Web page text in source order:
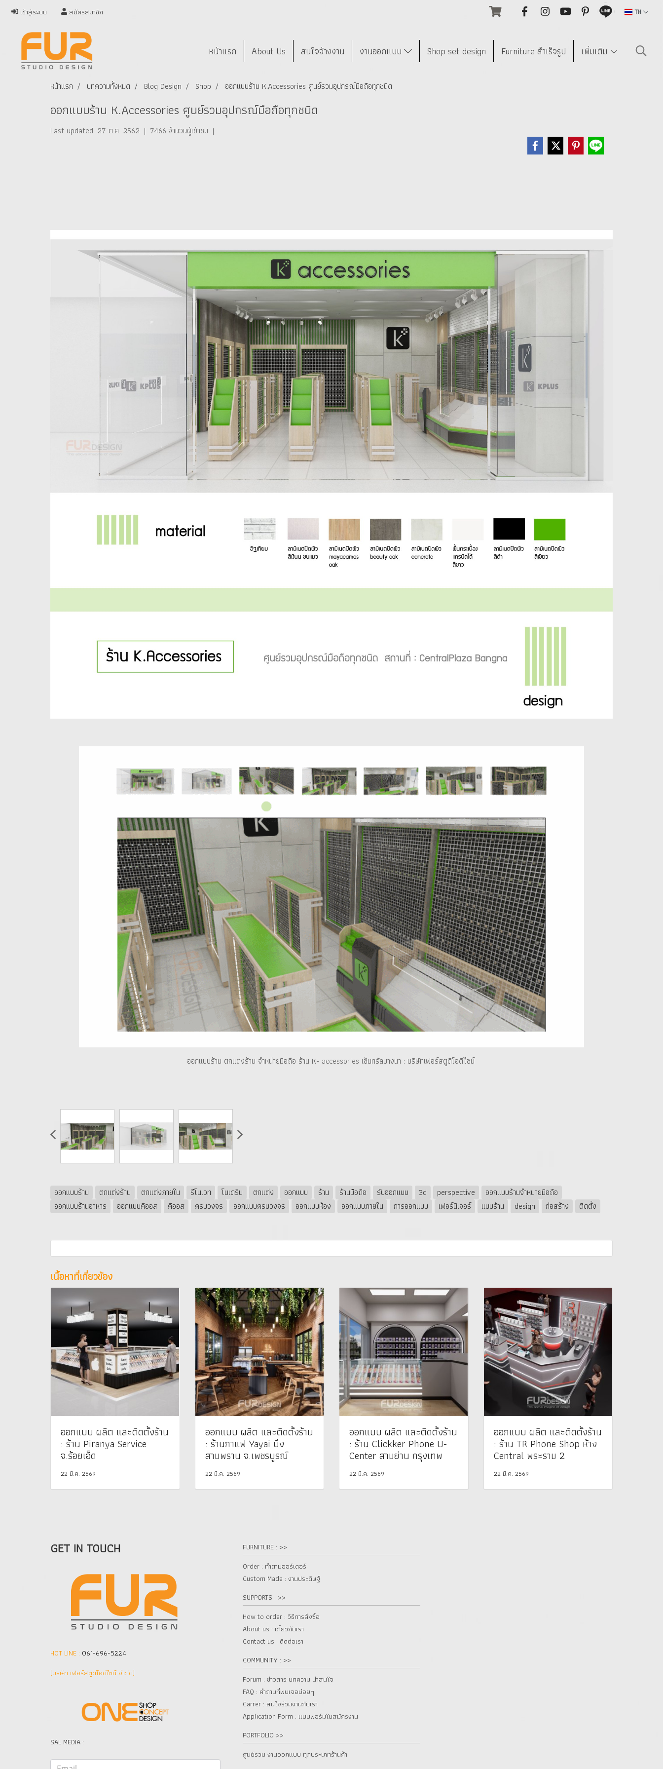
เข้าสู่ระบบ สมัครสมาชิก TH
หน้าแรก About Us สนใจจ้างงาน งานออกแบบ Shop set design Furniture สำเร็จรูป เพิ่มเติม
หน้าแรก บทความทั้งหมด Blog Design Shop ออกแบบร้าน K.Accessories ศูนย์รวมอุปกรณ์มือถือทุกชนิด
ออกแบบร้าน K.Accessories ศูนย์รวมอุปกรณ์มือถือทุกชนิด
Last updated: 27 ต.ค. 2562 | 7466 จำนวนผู้เข้าชม |
ออกแบบร้าน ตกแต่งร้าน จำหน่ายมือถือ ร้าน K- accessories เซ็นทรัลบางนา : บริษัทเฟอร์สตูดิโอดีไซน์
ออกแบบร้าน ตกแต่งร้าน ตกแต่งภายใน รีโนเวท โมเดริน ตกแต่ง ออกแบบ ร้าน ร้านมือถือ รับออกแบบ 3d perspective
ออกแบบร้านจำหน่ายมือถือ
ออกแบบร้านอาหาร
ออกแบบคีออส คีออส ครบวงจร ออกแบบครบวงจร ออกแบบห้อง ออกแบบภายใน การออกแบบ เฟอร์นิเจอร์ แบบร้าน design ก่อสร้าง ติดตั้ง
เนื้อหาที่เกี่ยวข้อง
ออกแบบ ผลิต และติดตั้งร้าน
: ร้าน Piranya Service
จ.ร้อยเอ็ด
22 มี.ค. 2569
ออกแบบ ผลิต และติดตั้งร้าน
: ร้านกาแฟ Yayai บึง
สามพราน จ.เพชรบูรณ์
22 มี.ค. 2569
ออกแบบ ผลิต และติดตั้งร้าน
: ร้าน Clickker Phone U-
Center สามย่าน กรุงเทพ
22 มี.ค. 2569
ออกแบบ ผลิต และติดตั้งร้าน
: ร้าน TR Phone Shop ห้าง
Central พระราม 2
22 มี.ค. 2569
GET IN TOUCH
HOT LINE : 061-696-5224
(บริษัท เฟอร์สตูดิโอดีไซน์ จำกัด]
SAL MEDIA :
FURNITURE : >>
Order : ทำตามออร์เดอร์
Custom Made : งานประดิษฐ์
SUPPORTS : >>
How to order : วิธีการสั่งซื้อ
About us : เกี๋ยวกับเรา
Contact us : ติดต่อเรา
COMMUNITY : >>
Forum : ข่าวสาร บทความ น่าสนใจ
FAQ : คำถามที่พบเจอบ่อยๆ
Carrer : สนใจร่วมงานกับเรา
Application Form : แบบฟอร์มใบสมัครงาน
PORTFOLIO >>
ศูนย์รวม งานออกแบบ ทุกประเภทร้านค้า